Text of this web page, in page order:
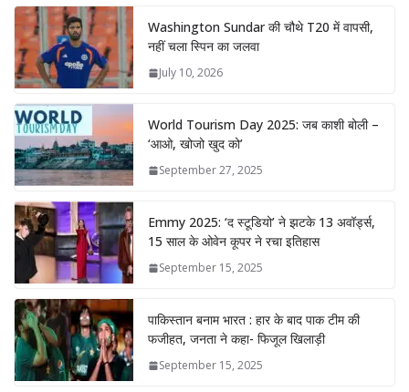
Washington Sundar की चौथे T20 में वापसी,
नहीं चला स्पिन का जलवा
July 10, 2026
World Tourism Day 2025: जब काशी बोली –
‘आओ, खोजो खुद को’
September 27, 2025
Emmy 2025: ‘द स्टूडियो’ ने झटके 13 अवॉर्ड्स,
15 साल के ओवेन कूपर ने रचा इतिहास
September 15, 2025
पाकिस्तान बनाम भारत : हार के बाद पाक टीम की
फजीहत, जनता ने कहा- फिजूल खिलाड़ी
September 15, 2025